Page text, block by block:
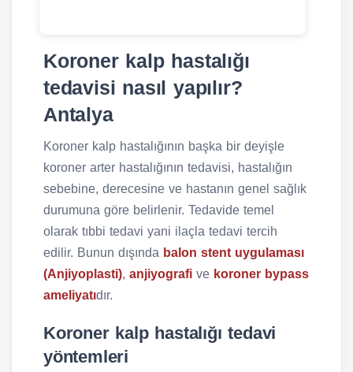
Koroner kalp hastalığı
tedavisi nasıl yapılır?
Antalya
Koroner kalp hastalığının başka bir deyişle
koroner arter hastalığının tedavisi, hastalığın
sebebine, derecesine ve hastanın genel sağlık
durumuna göre belirlenir. Tedavide temel
olarak tıbbi tedavi yani ilaçla tedavi tercih
edilir. Bunun dışında balon stent uygulaması
(Anjiyoplasti), anjiyografi ve koroner bypass
ameliyatıdır.
Koroner kalp hastalığı tedavi
yöntemleri